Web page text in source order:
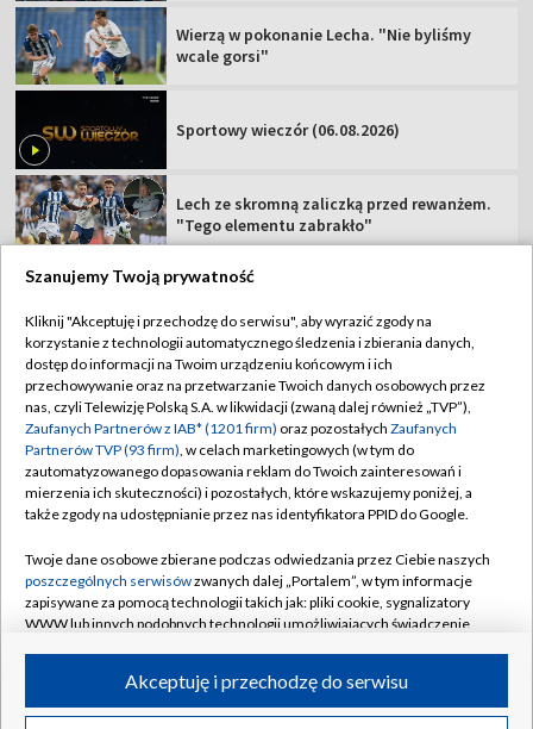
Wierzą w pokonanie Lecha. "Nie byliśmy
wcale gorsi"
Sportowy wieczór (06.08.2026)
Lech ze skromną zaliczką przed rewanżem.
"Tego elementu zabrakło"
TVP
Abonament TVP
Sklep TVP
Biuro Reklamy
Oferta Handlowa
Emisja w TVP
Rada Programowa
Ogłoszenia przetargowe
Akademia Telewizyjna
Regulamin TVP
Polityka prywatności
Moje zgody
Biuro reklamy
Kanały
©2026 Telewizja Polska Spółka Akcyjna w likwidacji
Szanujemy Twoją prywatność
Kliknij "Akceptuję i przechodzę do serwisu", aby wyrazić zgody na
korzystanie z technologii automatycznego śledzenia i zbierania danych,
dostęp do informacji na Twoim urządzeniu końcowym i ich
przechowywanie oraz na przetwarzanie Twoich danych osobowych przez
nas, czyli Telewizję Polską S.A. w likwidacji (zwaną dalej również „TVP”),
Zaufanych Partnerów z IAB* (1201 firm) oraz pozostałych Zaufanych
Partnerów TVP (93 firm), w celach marketingowych (w tym do
zautomatyzowanego dopasowania reklam do Twoich zainteresowań i
mierzenia ich skuteczności) i pozostałych, które wskazujemy poniżej, a
także zgody na udostępnianie przez nas identyfikatora PPID do Google.
Twoje dane osobowe zbierane podczas odwiedzania przez Ciebie naszych
poszczególnych serwisówzwanych dalej „Portalem”, w tym informacje
zapisywane za pomocą technologii takich jak: pliki cookie, sygnalizatory
WWW lub innych podobnych technologii umożliwiających świadczenie
ruchu w Internecie.Akceptuję i przechodzę do serwisu